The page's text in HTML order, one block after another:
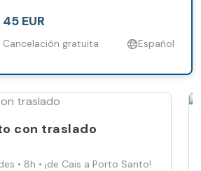
45 EUR
Cancelación gratuita Español
con traslado
• 8h • ¡de Cais a Porto Santo!